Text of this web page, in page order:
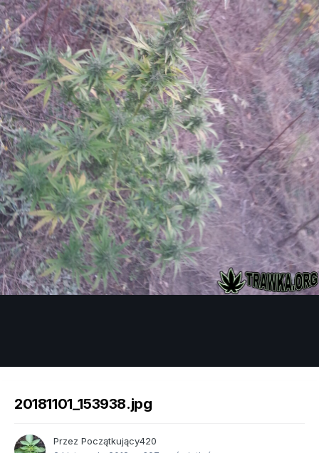
20181101_153938.jpg
Przez Początkujący420